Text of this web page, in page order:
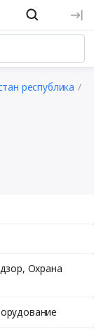
республика
Охрана